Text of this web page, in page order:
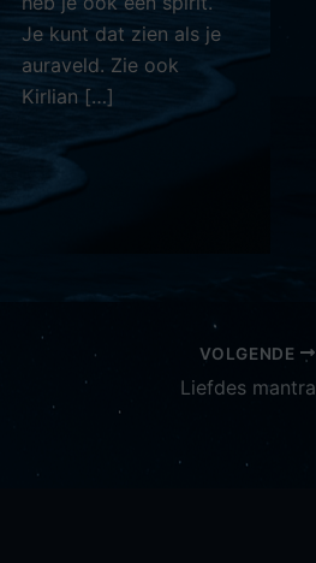
Je kunt dat zien als je
auraveld. Zie ook
Kirlian […]
VOLGENDE
Liefdes mantra